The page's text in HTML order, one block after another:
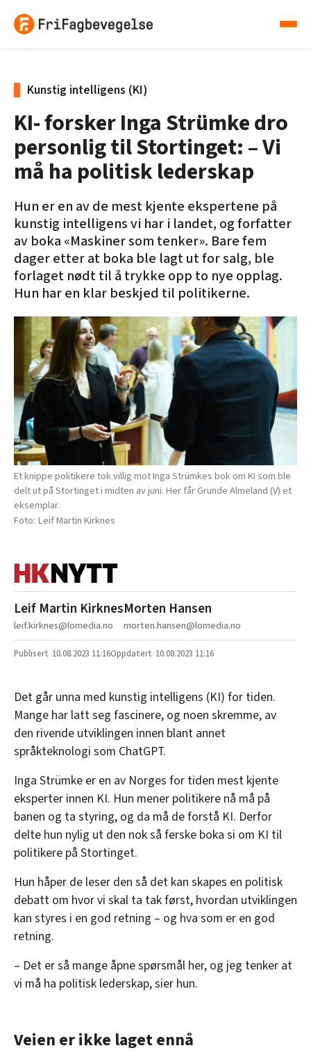
Kunstig intelligens (KI)
KI- forsker Inga Strümke dro
personlig til Stortinget: – Vi
må ha politisk lederskap
Hun er en av de mest kjente ekspertene på
kunstig intelligens vi har i landet, og forfatter
av boka «Maskiner som tenker». Bare fem
dager etter at boka ble lagt ut for salg, ble
forlaget nødt til å trykke opp to nye opplag.
Hun har en klar beskjed til politikerne.
Et knippe politikere tok villig mot Inga Strümkes bok om KI som ble
delt ut på Stortinget i midten av juni. Her får Grunde Almeland (V) et
eksemplar.
Leif Martin Kirknes
Leif Martin Kirknes
leif.kirknes@lomedia.no
Morten Hansen
morten.hansen@lomedia.no
10.08.2023 11:16 10.08.2023 11:16
Det går unna med kunstig intelligens (KI) for tiden.
Mange har latt seg fascinere, og noen skremme, av
den rivende utviklingen innen blant annet
språkteknologi som ChatGPT.
Inga Strümke er en av Norges for tiden mest kjente
eksperter innen KI. Hun mener politikere nå må på
banen og ta styring, og da må de forstå KI. Derfor
delte hun nylig ut den nok så ferske boka si om KI til
politikere på Stortinget.
Hun håper de leser den så det kan skapes en politisk
debatt om hvor vi skal ta tak først, hvordan utviklingen
kan styres i en god retning – og hva som er en god
retning.
– Det er så mange åpne spørsmål her, og jeg tenker at
vi må ha politisk lederskap, sier hun.
Veien er ikke laget ennå